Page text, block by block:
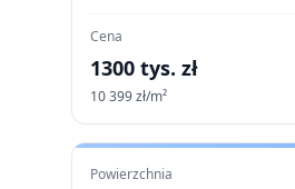
Cena
1300 tys. zł
10 399zł/m²
Powierzchnia